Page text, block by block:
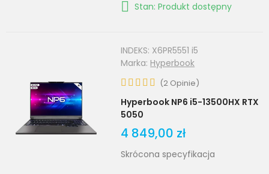
Stan: Produkt dostępny
INDEKS: X6PR5551 i5
Marka: Hyperbook
(2 Opinie)
Hyperbook NP6 i5-13500HX RTX
5050
4 849,00 zł
Skrócona specyfikacja